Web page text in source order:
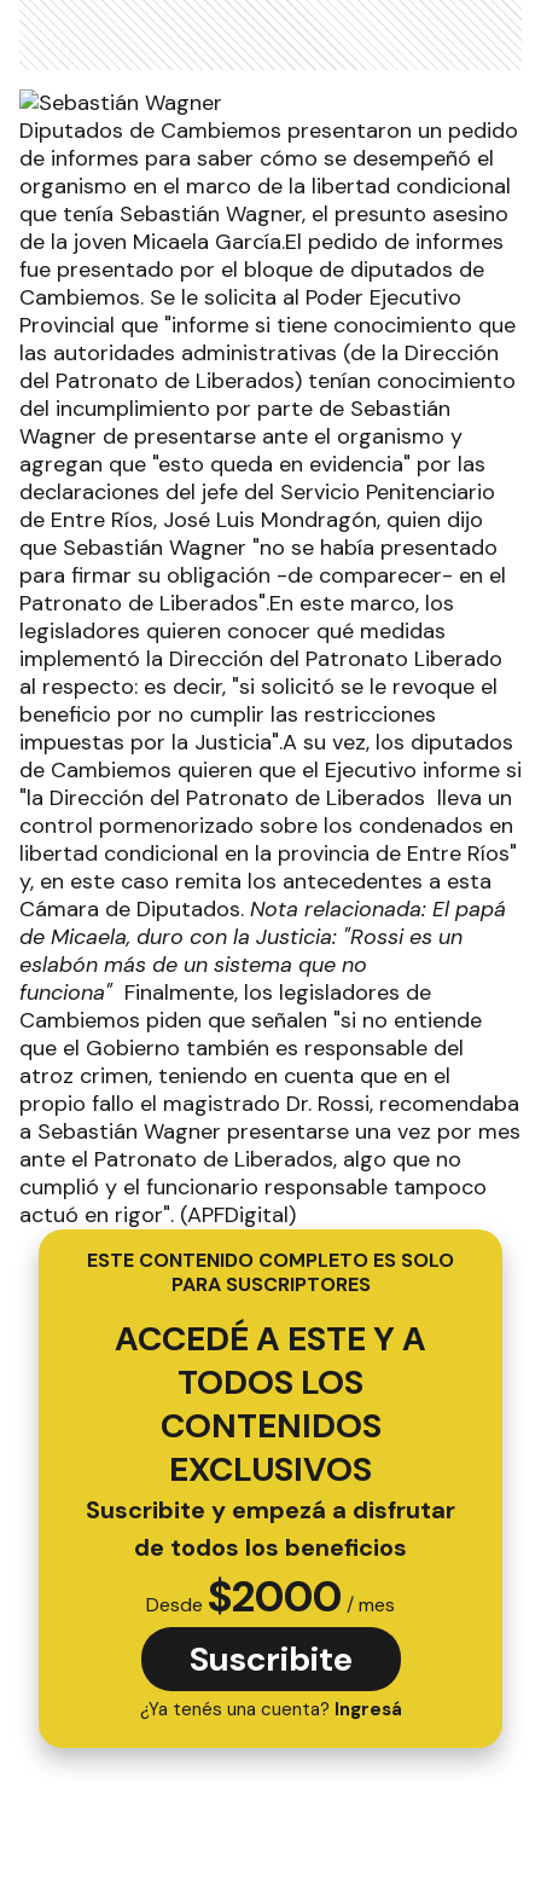
Diputados de Cambiemos presentaron un pedido
de informes para saber cómo se desempeñó el
organismo en el marco de la libertad condicional
que tenía Sebastián Wagner, el presunto asesino
de la joven Micaela García.El pedido de informes
fue presentado por el bloque de diputados de
Cambiemos. Se le solicita al Poder Ejecutivo
Provincial que "informe si tiene conocimiento que
las autoridades administrativas (de la Dirección
del Patronato de Liberados) tenían conocimiento
del incumplimiento por parte de Sebastián
Wagner de presentarse ante el organismo y
agregan que "esto queda en evidencia" por las
declaraciones del jefe del Servicio Penitenciario
de Entre Ríos, José Luis Mondragón, quien dijo
que Sebastián Wagner "no se había presentado
para firmar su obligación -de comparecer- en el
Patronato de Liberados".En este marco, los
legisladores quieren conocer qué medidas
implementó la Dirección del Patronato Liberado
al respecto: es decir, "si solicitó se le revoque el
beneficio por no cumplir las restricciones
impuestas por la Justicia".A su vez, los diputados
de Cambiemos quieren que el Ejecutivo informe si
"la Dirección del Patronato de Liberados lleva un
control pormenorizado sobre los condenados en
libertad condicional en la provincia de Entre Ríos"
y, en este caso remita los antecedentes a esta
Cámara de Diputados. Nota relacionada: El papá
de Micaela, duro con la Justicia: "Rossi es un
eslabón más de un sistema que no
funciona" Finalmente, los legisladores de
Cambiemos piden que señalen "si no entiende
que el Gobierno también es responsable del
atroz crimen, teniendo en cuenta que en el
propio fallo el magistrado Dr. Rossi, recomendaba
a Sebastián Wagner presentarse una vez por mes
ante el Patronato de Liberados, algo que no
cumplió y el funcionario responsable tampoco
actuó en rigor". (APFDigital)
ESTE CONTENIDO COMPLETO ES SOLO
PARA SUSCRIPTORES
ACCEDÉ A ESTE Y A
TODOS LOS
CONTENIDOS
EXCLUSIVOS
Suscribite y empezá a disfrutar
de todos los beneficios
Desde $2000 / mes
Suscribite
¿Ya tenés una cuenta? Ingresá